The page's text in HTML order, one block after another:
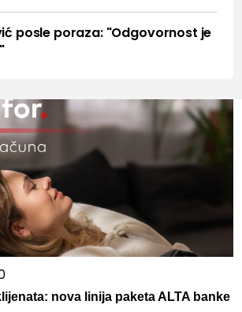
posle poraza: "Odgovornost je
nova linija paketa ALTA banke